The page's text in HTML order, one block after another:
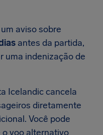
aviso sobre
antes da partida,
uma indenização de
Icelandic cancela
diretamente
Você pode
voo alternativo